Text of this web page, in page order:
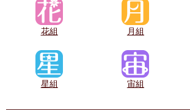
花組 月組
星組 宙組